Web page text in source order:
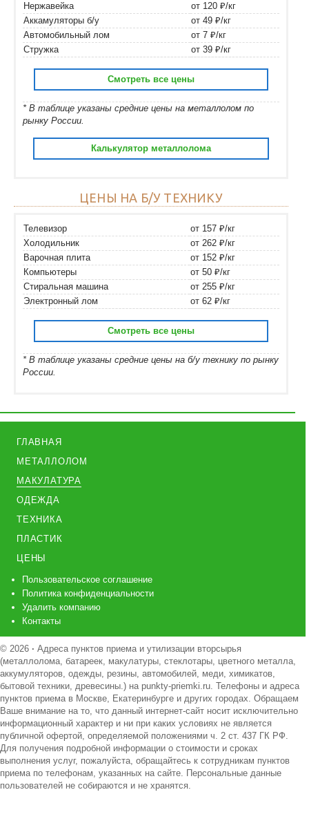
Нержавейка
от 120 ₽/кг
Аккамуляторы б/у
от 49 ₽/кг
Автомобильный лом
от 7 ₽/кг
Стружка
от 39 ₽/кг
Смотреть все цены
* В таблице указаны средние цены на металлолом по
рынку России.
Калькулятор металлолома
ЦЕНЫ НА Б/У ТЕХНИКУ
Телевизор
от 157 ₽/кг
Холодильник
от 262 ₽/кг
Варочная плита
от 152 ₽/кг
Компьютеры
от 50 ₽/кг
Стиральная машина
от 255 ₽/кг
Электронный лом
от 62 ₽/кг
Смотреть все цены
* В таблице указаны средние цены на б/у технику по рынку
России.
ГЛАВНАЯ
МЕТАЛЛОЛОМ
МАКУЛАТУРА
ОДЕЖДА
ТЕХНИКА
ПЛАСТИК
ЦЕНЫ
Пользовательское соглашение
Политика конфиденциальности
Удалить компанию
Контакты
© 2026 · Адреса пунктов приема и утилизации вторсырья
(металлолома, батареек, макулатуры, стеклотары, цветного металла,
аккумуляторов, одежды, резины, автомобилей, меди, химикатов,
бытовой техники, древесины.) на punkty-priemki.ru. Телефоны и адреса
пунктов приема в Москве, Екатеринбурге и других городах. Обращаем
Ваше внимание на то, что данный интернет-сайт носит исключительно
информационный характер и ни при каких условиях не является
публичной офертой, определяемой положениями ч. 2 ст. 437 ГК РФ.
Для получения подробной информации о стоимости и сроках
выполнения услуг, пожалуйста, обращайтесь к сотрудникам пунктов
приема по телефонам, указанных на сайте. Персональные данные
пользователей не собираются и не хранятся.